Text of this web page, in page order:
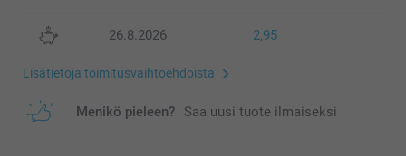
26.8.2026 2,95
Lisätietoja toimitusvaihtoehdoista
Menikö pieleen? Saa uusi tuote ilmaiseksi